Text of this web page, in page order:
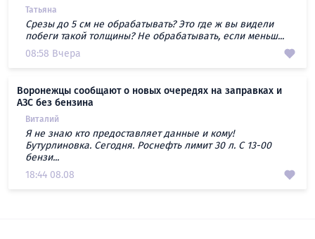
Татьяна
Срезы до 5 см не обрабатывать? Это где ж вы видели
побеги такой толщины? Не обрабатывать, если меньш...
08:58 Вчера
Воронежцы сообщают о новых очередях на заправках и
АЗС без бензина
Виталий
Я не знаю кто предоставляет данные и кому!
Бутурлиновка. Сегодня. Роснефть лимит 30 л. С 13-00
бензи...
18:44 08.08